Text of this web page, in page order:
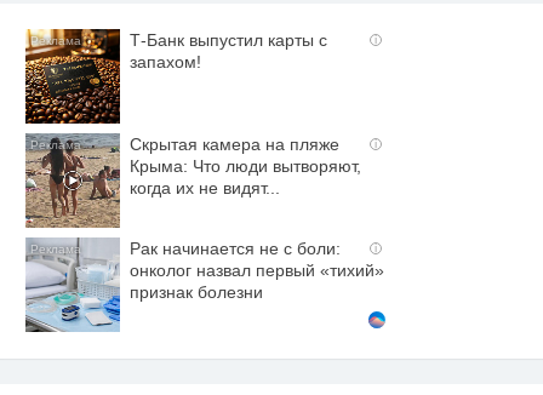
i
Т-Банк выпустил карты с
запахом!
i
Скрытая камера на пляже
Крыма: Что люди вытворяют,
когда их не видят...
i
Рак начинается не с боли:
онколог назвал первый «тихий»
признак болезни